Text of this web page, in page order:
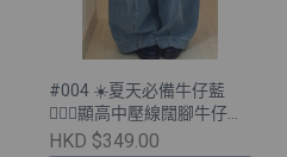
#004 ☀️夏天必備牛仔藍
💁🏻‍♀️顯高中壓線闊腳牛仔褲
💙
HKD $349.00